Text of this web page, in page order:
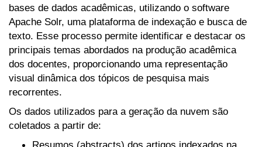
bases de dados acadêmicas, utilizando o software
Apache Solr, uma plataforma de indexação e busca de
texto. Esse processo permite identificar e destacar os
principais temas abordados na produção acadêmica
dos docentes, proporcionando uma representação
visual dinâmica dos tópicos de pesquisa mais
recorrentes.
Os dados utilizados para a geração da nuvem são
coletados a partir de:
Resumos (abstracts) dos artigos indexados na